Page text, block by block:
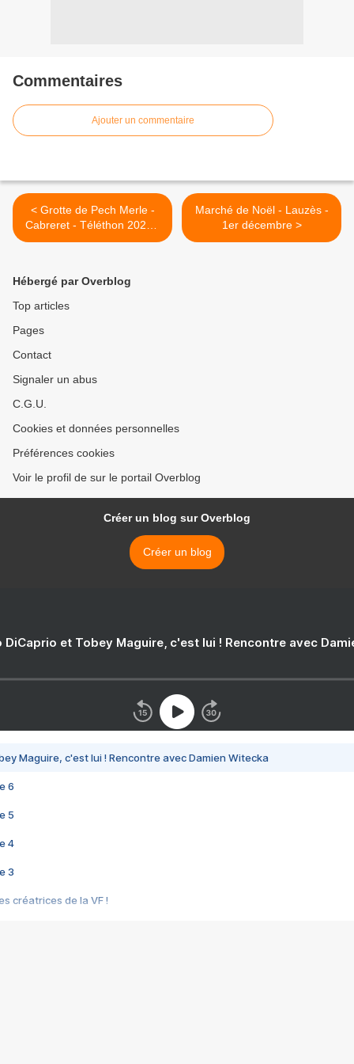
Commentaires
Ajouter un commentaire
< Grotte de Pech Merle -
Cabreret - Téléthon 2024 -
30 novembre
Marché de Noël - Lauzès -
1er décembre >
Hébergé par Overblog
Top articles
Pages
Contact
Signaler un abus
C.G.U.
Cookies et données personnelles
Préférences cookies
Voir le profil de sur le portail Overblog
Créer un blog sur Overblog
Créer un blog
DiCaprio et Tobey Maguire, c'est lui ! Rencontre avec
Maguire, c'est lui ! Rencontre avec Damien Witecka
6
5
4
3
créatrices de la VF !